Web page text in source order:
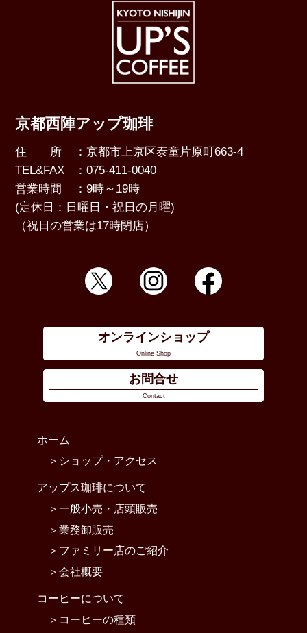
京都西陣アップ珈琲
住 所
：京都市上京区泰童片原町663-4
TEL&FAX
：075-411-0040
営業時間
：9時～19時
(定休日：日曜日・祝日の月曜)
（祝日の営業は17時閉店）
オンラインショップ
Online Shop
お問合せ
Contact
ホーム
ショップ・アクセス
アップス珈琲について
一般小売・店頭販売
業務卸販売
ファミリー店のご紹介
会社概要
コーヒーについて
コーヒーの種類